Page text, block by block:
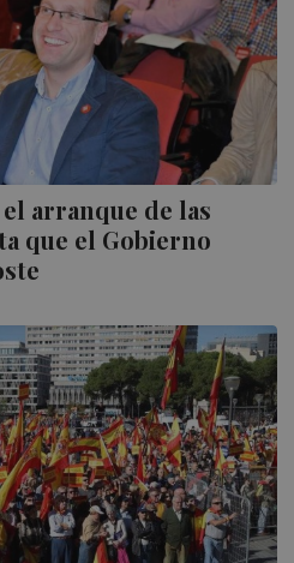
arranque de las
que el Gobierno